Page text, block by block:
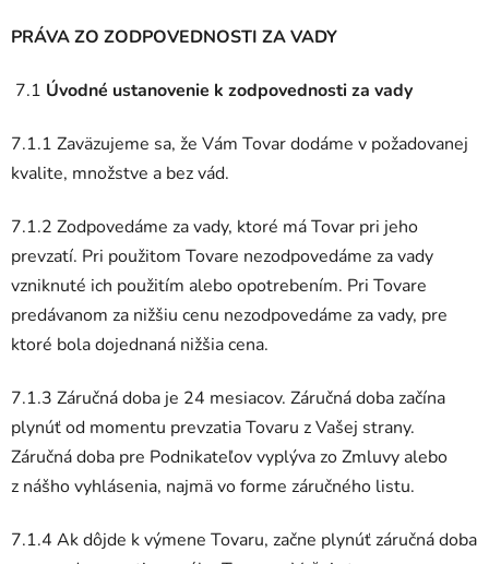
PRÁVA ZO ZODPOVEDNOSTI ZA VADY
7.1 Úvodné ustanovenie k zodpovednosti za vady
7.1.1 Zaväzujeme sa, že Vám Tovar dodáme v požadovanej
kvalite, množstve a bez vád.
7.1.2 Zodpovedáme za vady, ktoré má Tovar pri jeho
prevzatí. Pri použitom Tovare nezodpovedáme za vady
vzniknuté ich použitím alebo opotrebením. Pri Tovare
predávanom za nižšiu cenu nezodpovedáme za vady, pre
ktoré bola dojednaná nižšia cena.
7.1.3 Záručná doba je 24 mesiacov. Záručná doba začína
plynúť od momentu prevzatia Tovaru z Vašej strany.
Záručná doba pre Podnikateľov vyplýva zo Zmluvy alebo
z nášho vyhlásenia, najmä vo forme záručného listu.
7.1.4 Ak dôjde k výmene Tovaru, začne plynúť záručná doba